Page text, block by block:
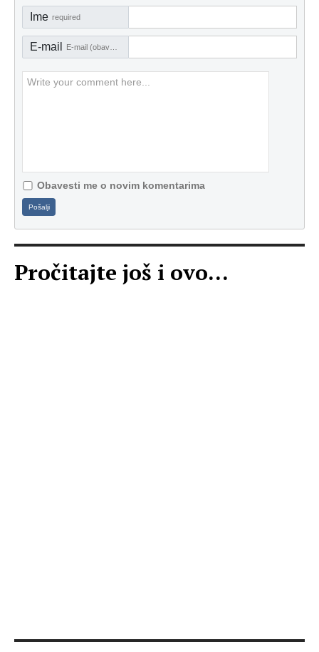
Ime required
E-mail
Obavesti me o novim komentarima
Pošalji
Pročitajte još i ovo...